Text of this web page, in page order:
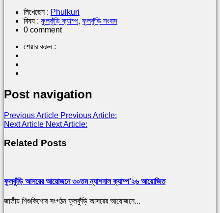
লিখেছেন : Phulkuri
বিষয : ফুলকুঁড়ি ক্যাম্প, ফুলকুঁড়ি সংবাদ
0 comment
শেয়ার করুন :
Post navigation
Previous Article Previous Article:
Next Article Next Article:
Related Posts
ফুলকুঁড়ি আসরের আয়োজনে ৩০তম ন্যাশনাল ক্যাম্প’২৬ আয়োজিত
জাতীয় শিশুকিশোর সংগঠন ফুলকুঁড়ি আসরের আয়োজনে...